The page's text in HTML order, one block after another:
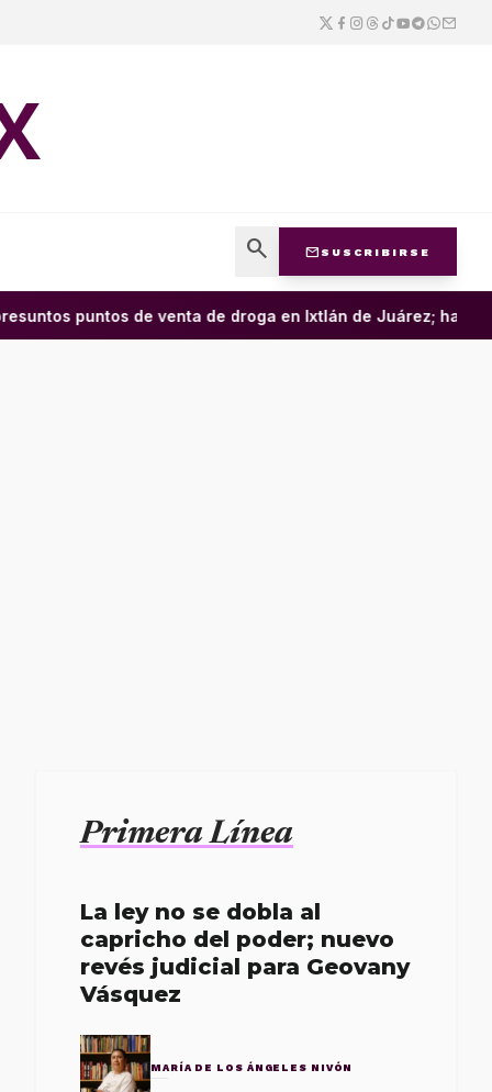
search mail SUSCRIBIRSE
puntos de venta de droga en Ixtlán de Juárez; hay
Primera Línea
La ley no se dobla al
capricho del poder; nuevo
revés judicial para Geovany
Vásquez
MARÍA DE LOS ÁNGELES NIVÓN